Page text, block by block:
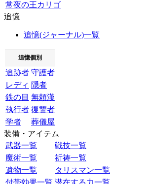
常夜の王カリゴ
追憶
追憶(ジャーナル)一覧
追憶個別
追跡者 守護者
レディ 隠者
鉄の目 無頼漢
執行者 復讐者
学者
葬儀屋
装備・アイテム
武器一覧
戦技一覧
魔術一覧
祈祷一覧
遺物一覧
タリスマン一覧
付帯効果一覧 潜在する力一覧